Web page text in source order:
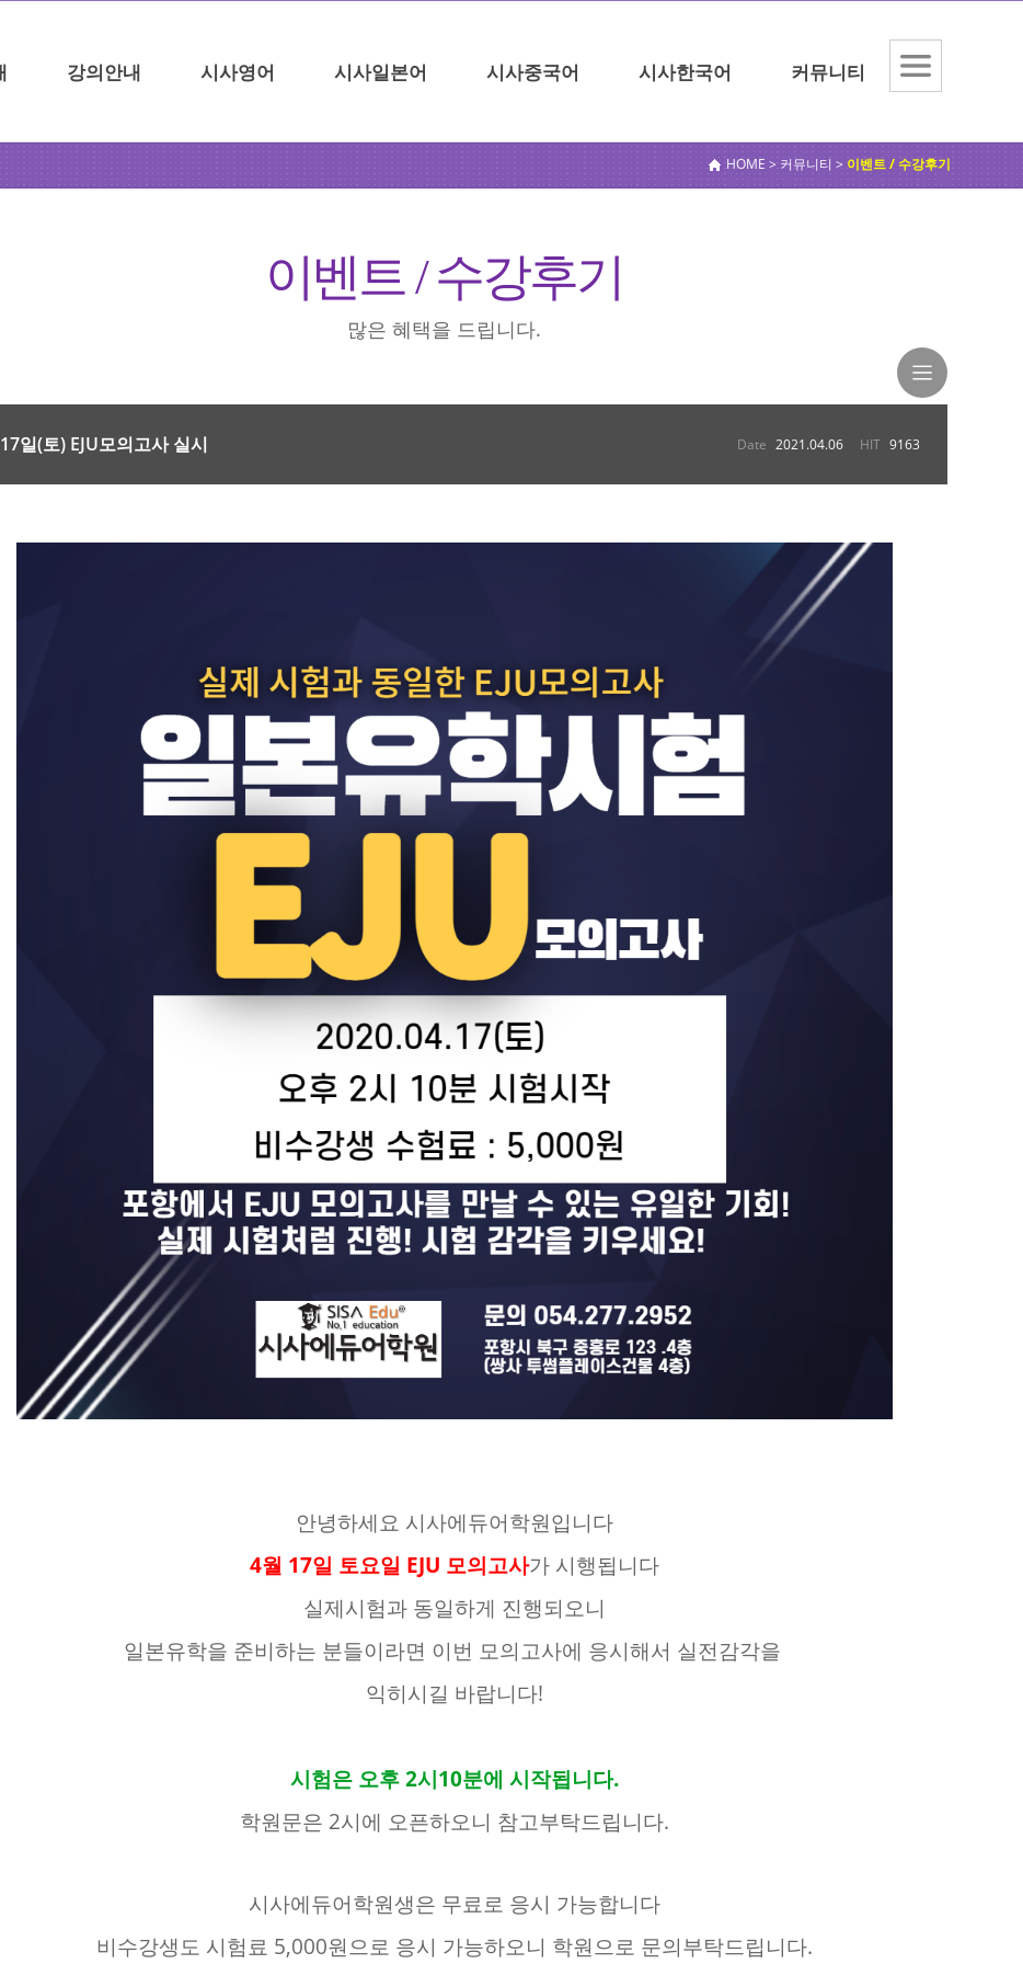
강의안내 시사영어 시사일본어 시사중국어 시사한국어 커뮤니티
HOME > 커뮤니티 > 이벤트 / 수강후기
이벤트 / 수강후기
많은 혜택을 드립니다.
일(토) EJU모의고사 실시 Date 2021.04.06 HIT 9163
안녕하세요 시사에듀어학원입니다
4월 17일 토요일 EJU 모의고사가 시행됩니다
실제시험과 동일하게 진행되오니
일본유학을 준비하는 분들이라면 이번 모의고사에 응시해서 실전감각을
익히시길 바랍니다!
시험은 오후 2시10분에 시작됩니다.
학원문은 2시에 오픈하오니 참고부탁드립니다.
시사에듀어학원생은 무료로 응시 가능합니다
비수강생도 시험료 5,000원으로 응시 가능하오니 학원으로 문의부탁드립니다.